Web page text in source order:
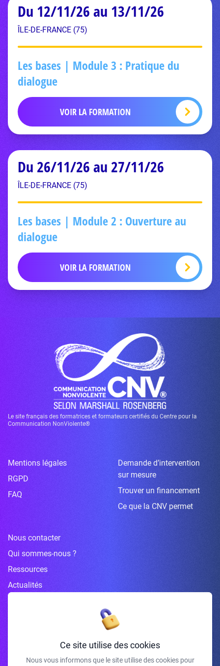
Du 12/11/26 au 13/11/26
ÎLE-DE-FRANCE (75)
Les bases | Module 3 : Pratique du
dialogue
VOIR LA FORMATION
Du 26/11/26 au 27/11/26
ÎLE-DE-FRANCE (75)
Les bases | Module 2 : Ouverture au
dialogue
VOIR LA FORMATION
Le site français des formatrices et formateurs certifiés du Centre pour la
Communication NonViolente®
Mentions légales
RGPD
FAQ
Demande d’intervention
sur mesure
Trouver un financement
Ce que la CNV permet
Nous contacter
Qui sommes-nous ?
Ressources
Actualités
Inscrivez-vous à la newsletter
Ce site utilise des cookies
Nous vous informons que le site utilise des cookies pour